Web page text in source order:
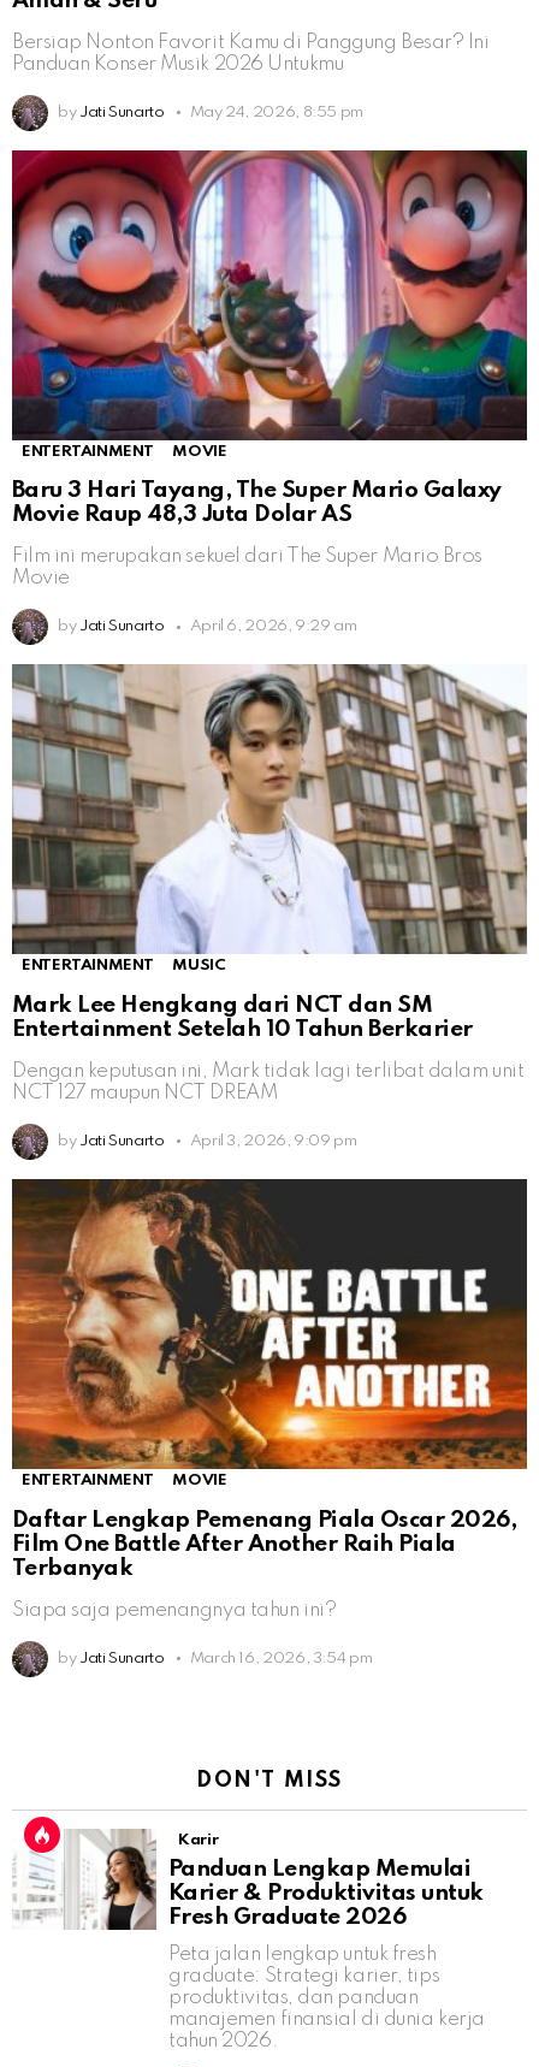
Bersiap Nonton Favorit Kamu di Panggung Besar? Ini
Panduan Konser Musik 2026 Untukmu
by Jati Sunarto May 24, 2026, 8:55 pm
ENTERTAINMENT MOVIE
Baru 3 Hari Tayang, The Super Mario Galaxy
Movie Raup 48,3 Juta Dolar AS
Film ini merupakan sekuel dari The Super Mario Bros
Movie
by Jati Sunarto April 6, 2026, 9:29 am
ENTERTAINMENT MUSIC
Mark Lee Hengkang dari NCT dan SM
Entertainment Setelah 10 Tahun Berkarier
Dengan keputusan ini, Mark tidak lagi terlibat dalam unit
NCT 127 maupun NCT DREAM
by Jati Sunarto April 3, 2026, 9:09 pm
ENTERTAINMENT MOVIE
Daftar Lengkap Pemenang Piala Oscar 2026,
Film One Battle After Another Raih Piala
Terbanyak
Siapa saja pemenangnya tahun ini?
by Jati Sunarto March 16, 2026, 3:54 pm
DON'T MISS
Karir
Panduan Lengkap Memulai
Karier & Produktivitas untuk
Fresh Graduate 2026
Peta jalan lengkap untuk fresh
graduate: Strategi karier, tips
produktivitas, dan panduan
manajemen finansial di dunia kerja
tahun 2026.